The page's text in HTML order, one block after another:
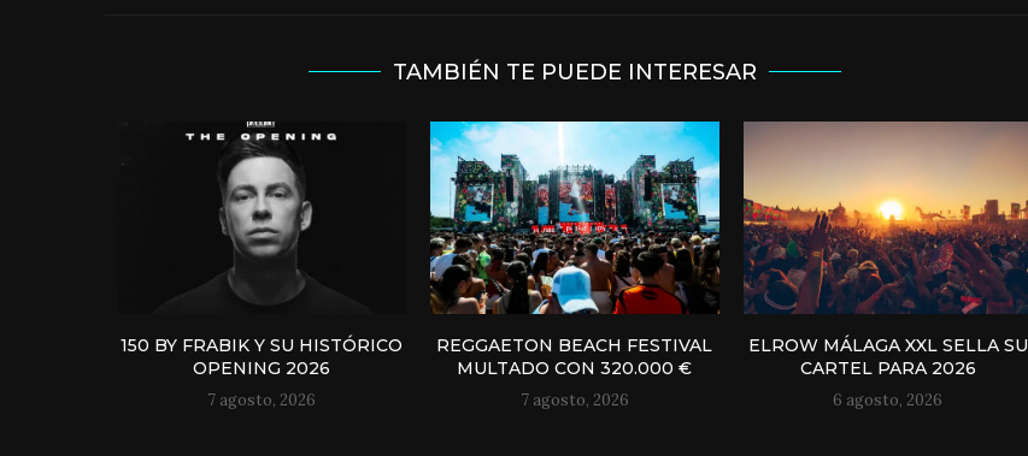
TAMBIÉN TE PUEDE INTERESAR
150 BY FRABIK Y SU HISTÓRICO
OPENING 2026
7 agosto, 2026
REGGAETON BEACH FESTIVAL
MULTADO CON 320.000 €
7 agosto, 2026
ELROW MÁLAGA XXL SELLA SU
CARTEL PARA 2026
6 agosto, 2026